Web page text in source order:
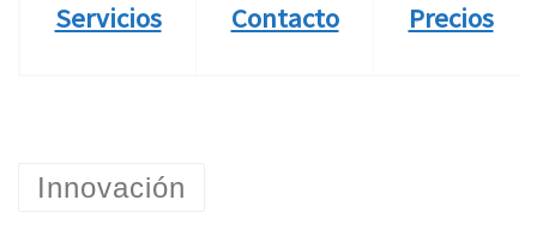
Servicios Contacto Precios
Innovación